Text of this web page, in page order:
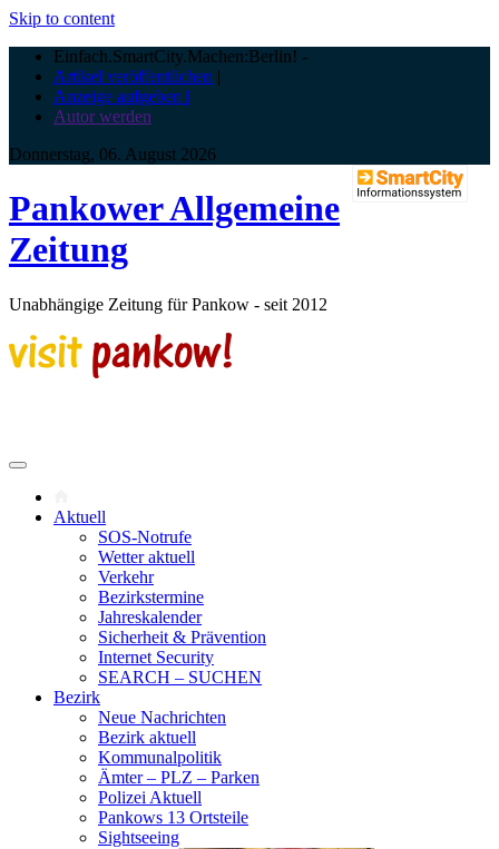
Skip to content
Einfach.SmartCity.Machen:Berlin! -
Artikel veröffentlichen |
Anzeige aufgeben |
Autor werden
Donnerstag, 06. August 2026
Pankower Allgemeine
Zeitung
Unabhängige Zeitung für Pankow - seit 2012
Aktuell
SOS-Notrufe
Wetter aktuell
Verkehr
Bezirkstermine
Jahreskalender
Sicherheit & Prävention
Internet Security
SEARCH – SUCHEN
Bezirk
Neue Nachrichten
Bezirk aktuell
Kommunalpolitik
Ämter – PLZ – Parken
Polizei Aktuell
Pankows 13 Ortsteile
Sightseeing